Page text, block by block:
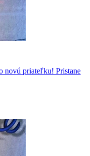
novú priateľku! Pristane